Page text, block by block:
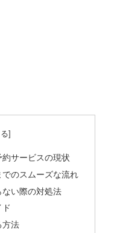
サービスの現状
のスムーズな流れ
い際の対処法
方法